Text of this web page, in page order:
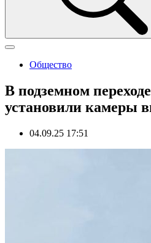
Общество
В подземном
установили камеры
04.09.25 17:51